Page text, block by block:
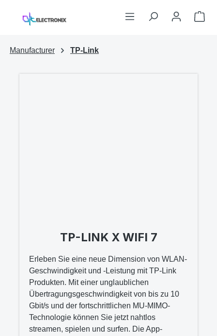
Skip to main content
Manufacturer TP-Link
TP-LINK X WIFI 7
Erleben Sie eine neue Dimension von WLAN-
Geschwindigkeit und -Leistung mit TP-Link
Produkten. Mit einer unglaublichen
Übertragungsgeschwindigkeit von bis zu 10
Gbit/s und der fortschrittlichen MU-MIMO-
Technologie können Sie jetzt nahtlos
streamen, spielen und surfen. Die App-